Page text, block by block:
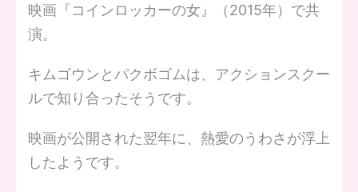
映画『コインロッカーの女』（2015年）で共
演。
キムゴウンとパクボゴムは、アクションスクー
ルで知り合ったそうです。
映画が公開された翌年に、熱愛のうわさが浮上
したようです。